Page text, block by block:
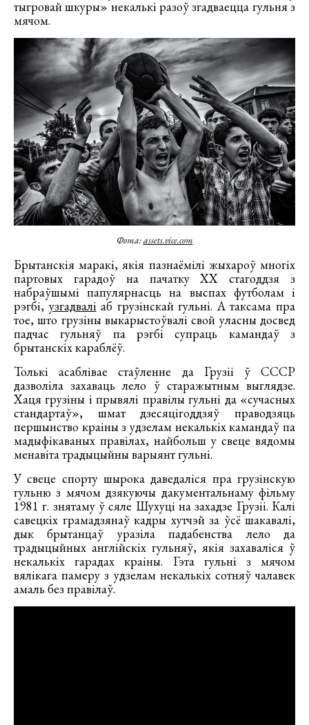
тыгровай шкуры» некалькі разоў згадваецца гульня з
мячом.
Фота:assets.vice.com
Брытанскія маракі, якія пазнаёмілі жыхароў многіх
партовых гарадоў на пачатку XX стагоддзя з
набраўшымі папулярнасць на выспах футболам і
рэгбі, узгадваліаб грузінскай гульні. А таксама пра
тое, што грузіны выкарыстоўвалі свой уласны досвед
падчас гульняў па рэгбі супраць камандаў з
брытанскіх караблёў.
Толькі асаблівае стаўленне да Грузіі ў СССР
дазволіла захаваць лело ў старажытным выглядзе.
Хаця грузіны і прывялі правілы гульні да «сучасных
стандартаў», шмат дзесяцігоддзяў праводзяць
першынство краіны з удзелам некалькіх камандаў па
мадыфікаваных правілах, найбольш у свеце вядомы
менавіта традыцыйны варыянт гульні.
У свеце спорту шырока даведаліся пра грузінскую
гульню з мячом дзякуючы дакументальнаму фільму
1981 г. знятаму ў сяле Шухуці на захадзе Грузіі. Калі
савецкіх грамадзянаў кадры хутчэй за ўсё шакавалі,
дык брытанцаў уразіла падабенства лело да
традыцыйных англійскіх гульняў, якія захаваліся ў
некалькіх гарадах краіны. Гэта гульні з мячом
вялікага памеру з удзелам некалькіх сотняў чалавек
амаль без правілаў.